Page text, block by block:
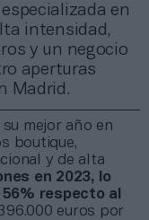
en
intensidad,
y un negocio
aperturas
Madrid.
mejor año en
boutique,
y de alta
en 2023, lo
respecto al
euros por